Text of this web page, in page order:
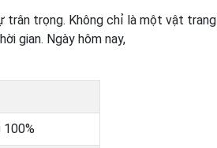
trân trọng. Không chỉ là một vật trang
gian. Ngày hôm nay,